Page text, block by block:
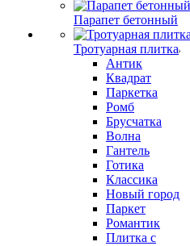
Парапет бетонный
Тротуарная плитка
Антик
Квадрат
Паркетка
Ромб
Брусчатка
Волна
Гантель
Готика
Классика
Новый город
Паркет
Романтик
Плитка с